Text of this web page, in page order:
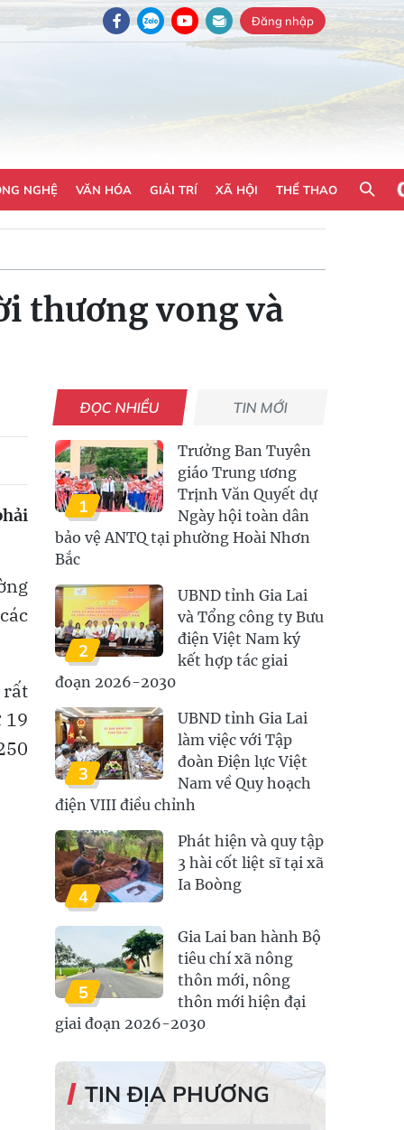
Đăng nhập
NGHỆ VĂN HÓA GIẢI TRÍ XÃ HỘI THỂ THAO
thương vong và
rất
19
ĐỌC NHIỀU TIN MỚI
1
Trưởng Ban Tuyên
giáo Trung ương
Trịnh Văn Quyết dự
Ngày hội toàn dân
bảo vệ ANTQ tại phường Hoài Nhơn
Bắc
2
UBND tỉnh Gia Lai
và Tổng công ty Bưu
điện Việt Nam ký
kết hợp tác giai
đoạn 2026-2030
3
UBND tỉnh Gia Lai
làm việc với Tập
đoàn Điện lực Việt
Nam về Quy hoạch
điện VIII điều chỉnh
4
Phát hiện và quy tập
3 hài cốt liệt sĩ tại xã
Ia Boòng
5
Gia Lai ban hành Bộ
tiêu chí xã nông
thôn mới, nông
thôn mới hiện đại
giai đoạn 2026-2030
TIN ĐỊA PHƯƠNG